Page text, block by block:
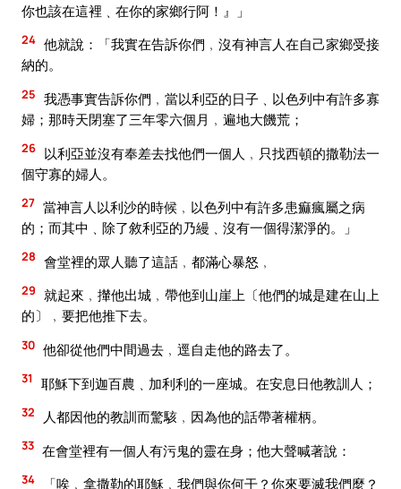
你也該在這裡﹑在你的家鄉行阿！』」
24 他就說：「我實在告訴你們﹐沒有神言人在自己家鄉受接
納的。
25 我憑事實告訴你們﹐當以利亞的日子﹑以色列中有許多寡
婦；那時天閉塞了三年零六個月﹐遍地大饑荒；
26 以利亞並沒有奉差去找他們一個人﹐只找西頓的撒勒法一
個守寡的婦人。
27 當神言人以利沙的時候﹐以色列中有許多患痲瘋屬之病
的；而其中﹑除了敘利亞的乃縵﹑沒有一個得潔淨的。」
28 會堂裡的眾人聽了這話﹐都滿心暴怒﹐
29 就起來﹐攆他出城﹐帶他到山崖上〔他們的城是建在山上
的〕﹐要把他推下去。
30 他卻從他們中間過去﹐逕自走他的路去了。
31 耶穌下到迦百農﹑加利利的一座城。在安息日他教訓人；
32 人都因他的教訓而驚駭﹐因為他的話帶著權柄。
33 在會堂裡有一個人有污鬼的靈在身；他大聲喊著說：
34 「唉﹐拿撒勒的耶穌﹐我們與你何干？你來要滅我們麼？